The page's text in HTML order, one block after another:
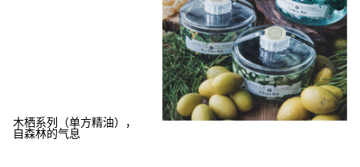
木栖系列（单方精油），
自森林的气息